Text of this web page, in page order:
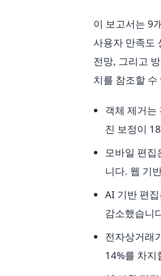
이 보고서는 9
사용자 만족도
전망, 그리고
치를 참조할
객체 제거는
진 보정이
모바일 편집
니다. 웹 기
AI 기반 편
감소했습니
전자상거래
14%를 차지